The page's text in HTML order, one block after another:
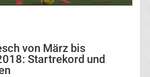
von März bis
Startrekord und